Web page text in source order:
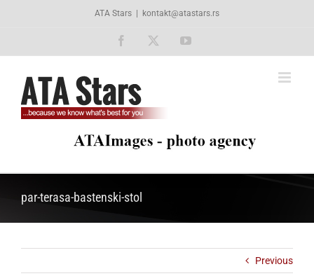
ATA Stars kontakt@atastars.rs
Facebook YouTube
par-terasa-bastenski-stol
Previous